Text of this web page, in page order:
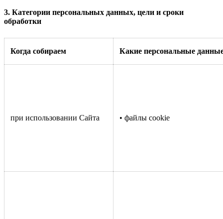
3. Категории персональных данных, цели и сроки
обработки
Когда собираем Какие персональные
при использовании Сайта • файлы cookie